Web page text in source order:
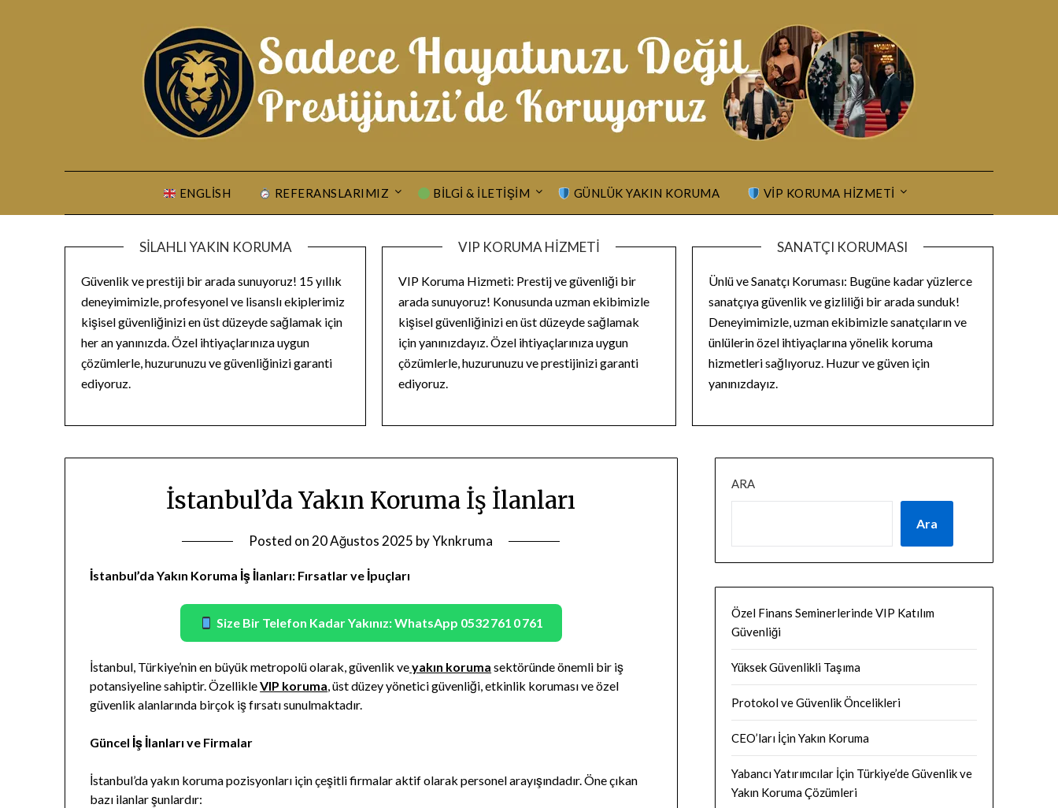
ENGLISH REFERANSLARIMIZ BILGI & İLETIŞIM GÜNLÜK YAKIN KORUMA VIP KORUMA HIZMETI
SILAHLI YAKIN KORUMA
Güvenlik ve prestiji bir arada sunuyoruz! 15 yıllık
deneyimimizle, profesyonel ve lisanslı ekiplerimiz
kişisel güvenliğinizi en üst düzeyde sağlamak için
her an yanınızda. Özel ihtiyaçlarınıza uygun
çözümlerle, huzurunuzu ve güvenliğinizi garanti
ediyoruz.
VIP KORUMA HIZMETI
VIP Koruma Hizmeti: Prestij ve güvenliği bir
arada sunuyoruz! Konusunda uzman ekibimizle
kişisel güvenliğinizi en üst düzeyde sağlamak
için yanınızdayız. Özel ihtiyaçlarınıza uygun
çözümlerle, huzurunuzu ve prestijinizi garanti
ediyoruz.
SANATÇI KORUMASI
Ünlü ve Sanatçı Koruması: Bugüne kadar yüzlerce
sanatçıya güvenlik ve gizliliği bir arada sunduk!
Deneyimimizle, uzman ekibimizle sanatçıların ve
ünlülerin özel ihtiyaçlarına yönelik koruma
hizmetleri sağlıyoruz. Huzur ve güven için
yanınızdayız.
İstanbul’da Yakın Koruma İş İlanları
Posted on 20 Ağustos 2025 byYknkruma
İstanbul’da Yakın Koruma İş İlanları: Fırsatlar ve İpuçları
Size Bir Telefon Kadar Yakınız: WhatsApp 0532 761 0 761
İstanbul, Türkiye’nin en büyük metropolü olarak, güvenlik veyakın koruma sektöründe önemli bir iş
potansiyeline sahiptir. ÖzellikleVIP koruma, üst düzey yönetici güvenliği, etkinlik koruması ve özel
güvenlik alanlarında birçok iş fırsatı sunulmaktadır.
Güncel İş İlanları ve Firmalar
İstanbul’da yakın koruma pozisyonları için çeşitli firmalar aktif olarak personel arayışındadır. Öne çıkan
bazı ilanlar şunlardır:
ARA
Ara
Özel Finans Seminerlerinde VIP Katılım
Güvenliği
Yüksek Güvenlikli Taşıma
Protokol ve Güvenlik Öncelikleri
CEO’ları İçin Yakın Koruma
Yabancı Yatırımcılar İçin Türkiye’de Güvenlik ve
Yakın Koruma Çözümleri